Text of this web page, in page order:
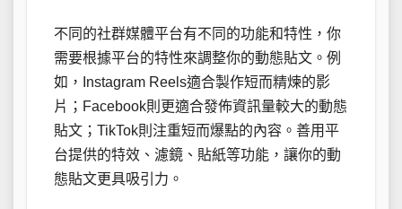
不同的社群媒體平台有不同的功能和特性，你
需要根據平台的特性來調整你的動態貼文。例
如，Instagram Reels適合製作短而精煉的影
片；Facebook則更適合發佈資訊量較大的動態
貼文；TikTok則注重短而爆點的內容。善用平
台提供的特效、濾鏡、貼紙等功能，讓你的動
態貼文更具吸引力。